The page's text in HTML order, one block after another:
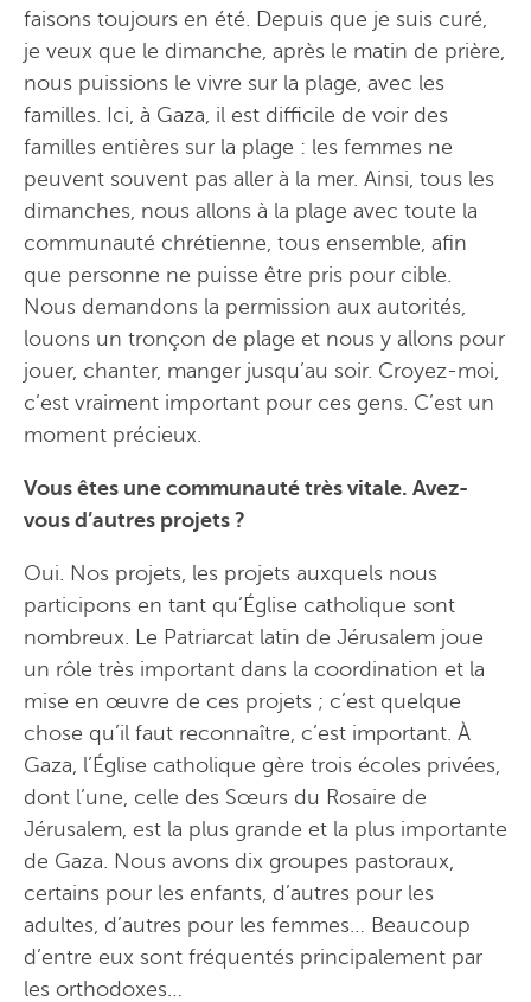
faisons toujours en été. Depuis que je suis curé,
je veux que le dimanche, après le matin de prière,
nous puissions le vivre sur la plage, avec les
familles. Ici, à Gaza, il est difficile de voir des
familles entières sur la plage : les femmes ne
peuvent souvent pas aller à la mer. Ainsi, tous les
dimanches, nous allons à la plage avec toute la
communauté chrétienne, tous ensemble, afin
que personne ne puisse être pris pour cible.
Nous demandons la permission aux autorités,
louons un tronçon de plage et nous y allons pour
jouer, chanter, manger jusqu’au soir. Croyez-moi,
c’est vraiment important pour ces gens. C’est un
moment précieux.
Vous êtes une communauté très vitale. Avez-
vous d’autres projets ?
Oui. Nos projets, les projets auxquels nous
participons en tant qu’Église catholique sont
nombreux. Le Patriarcat latin de Jérusalem joue
un rôle très important dans la coordination et la
mise en œuvre de ces projets ; c’est quelque
chose qu’il faut reconnaître, c’est important. À
Gaza, l’Église catholique gère trois écoles privées,
dont l’une, celle des Sœurs du Rosaire de
Jérusalem, est la plus grande et la plus importante
de Gaza. Nous avons dix groupes pastoraux,
certains pour les enfants, d’autres pour les
adultes, d’autres pour les femmes… Beaucoup
d’entre eux sont fréquentés principalement par
les orthodoxes…